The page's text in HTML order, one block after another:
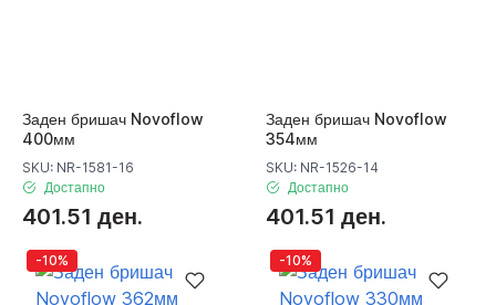
Заден бришач Novoflow
400мм
SKU: NR-1581-16
Достапно
401.51 ден.
Заден бришач Novoflow
354мм
SKU: NR-1526-14
Достапно
401.51 ден.
-10% -10%